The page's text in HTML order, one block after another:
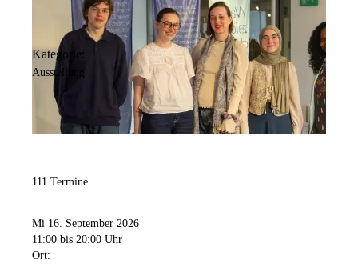
Kategorie:
Ausstellung
111 Termine
Mi 16. September 2026
11:00 bis 20:00 Uhr
Ort: